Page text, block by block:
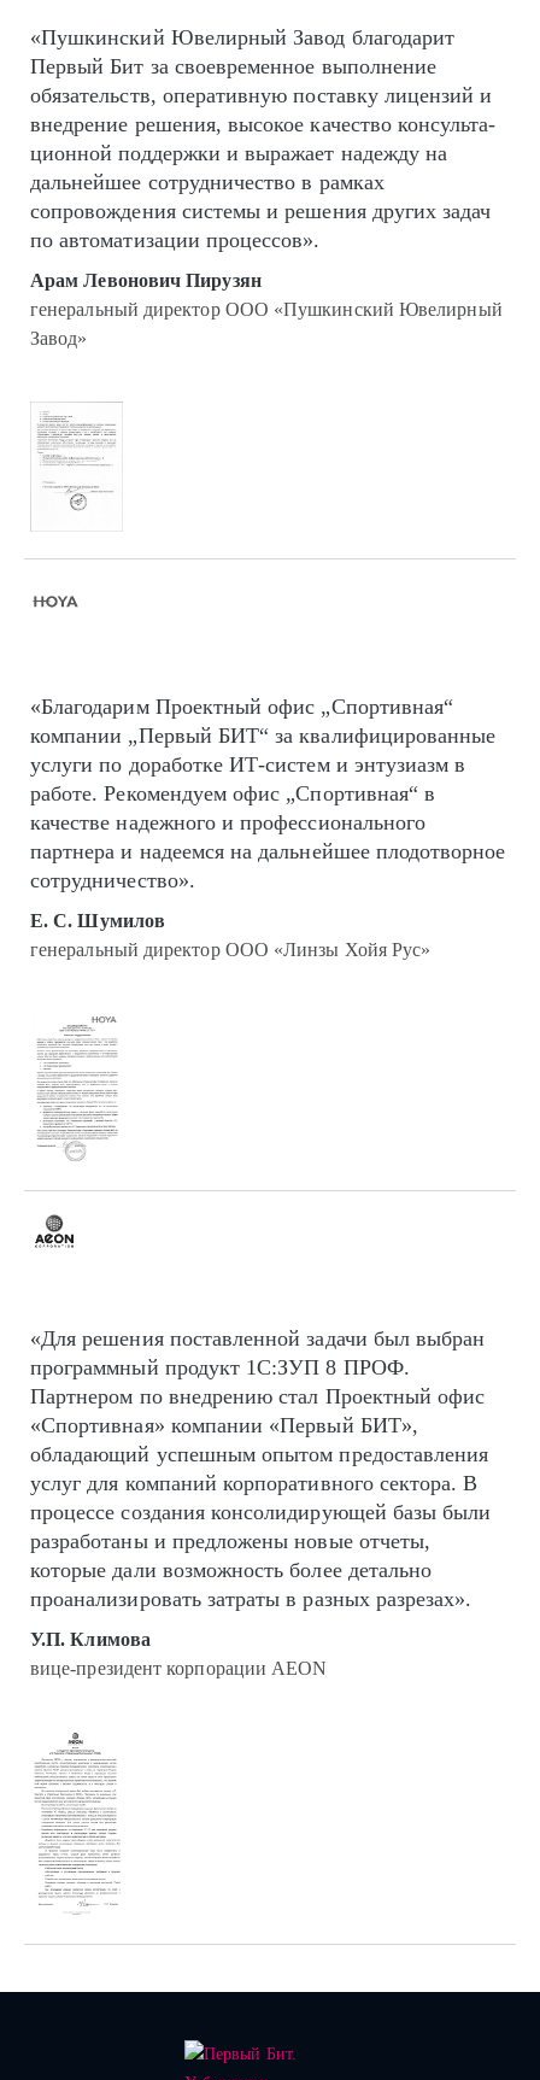
«Пушкинский Ювелирный Завод благодарит
Первый Бит за своевременное выполнение
обязательств, оперативную поставку лицензий и
внедрение решения, высокое качество кон­суль­та­
цион­ной поддержки и выражает надежду на
дальнейшее сотрудничество в рамках
сопровождения системы и решения других задач
по автоматизации процессов».
Арам Левонович Пирузян
генеральный директор ООО «Пушкинский Ювелирный
Завод»
«Благодарим Проектный офис „Спортивная“
компании „Первый БИТ“ за квалифицированные
услуги по доработке ИТ-систем и энтузиазм в
работе. Рекомендуем офис „Спортивная“ в
качестве надежного и профессионального
партнера и надеемся на дальнейшее плодотворное
сотрудничество».
Е. С. Шумилов
генеральный директор ООО «Линзы Хойя Рус»
«Для решения поставленной задачи был выбран
программный продукт 1С:ЗУП 8 ПРОФ.
Партнером по внедрению стал Проектный офис
«Спортивная» компании «Первый БИТ»,
обладающий успешным опытом предоставления
услуг для компаний корпоративного сектора. В
процессе создания консолидирующей базы были
разработаны и предложены новые отчеты,
которые дали возможность более детально
проанализировать затраты в разных разрезах».
У.П. Климова
вице-президент корпорации AEON